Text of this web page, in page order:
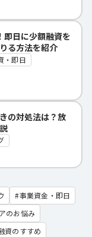
即日に少額融資を
る方法を紹介
・即日
の対処法は？放
事業資金・即日
のお悩み
資のすすめ